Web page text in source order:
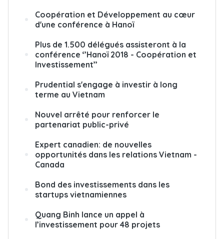
Coopération et Développement au cœur
d'une conférence à Hanoï
Plus de 1.500 délégués assisteront à la
conférence ‘’Hanoï 2018 - Coopération et
Investissement’’
Prudential s'engage à investir à long
terme au Vietnam
Nouvel arrêté pour renforcer le
partenariat public-privé
Expert canadien: de nouvelles
opportunités dans les relations Vietnam -
Canada
Bond des investissements dans les
startups vietnamiennes
Quang Binh lance un appel à
l’investissement pour 48 projets